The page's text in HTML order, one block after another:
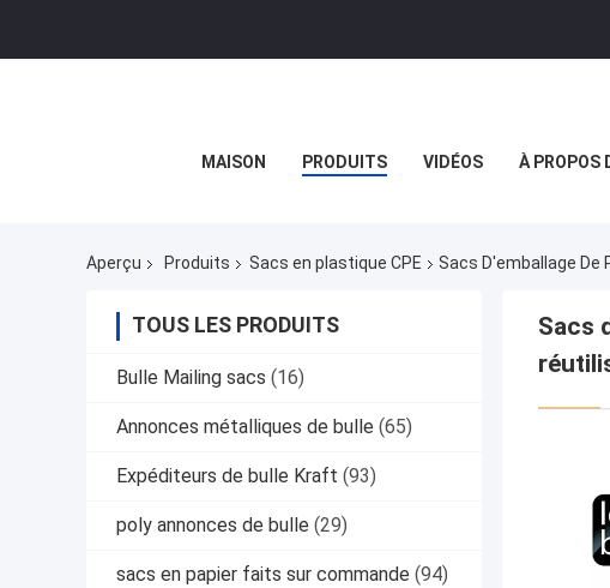
MAISON PRODUITS VIDÉOS À PROPOS
Aperçu Produits Sacs en plastique CPE Sacs D'emballage De
TOUS LES PRODUITS
Bulle Mailing sacs (16)
Annonces métalliques de bulle (65)
Expéditeurs de bulle Kraft (93)
poly annonces de bulle (29)
sacs en papier faits sur commande (94)
Sacs